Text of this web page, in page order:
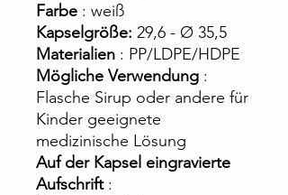
Farbe : weiß
Kapselgröße: 29,6 - Ø 35,5
Materialien : PP/LDPE/HDPE
Mögliche Verwendung :
Flasche Sirup oder andere für
Kinder geeignete
medizinische Lösung
Auf der Kapsel eingravierte
Aufschrift: